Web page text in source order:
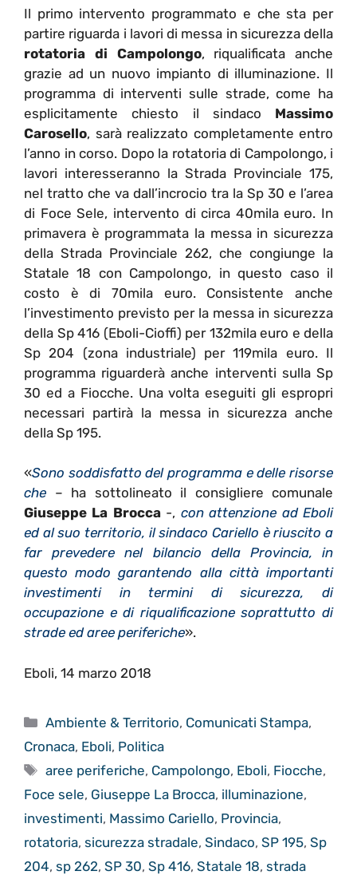
Il primo intervento programmato e che sta per
partire riguarda i lavori di messa in sicurezza della
rotatoria di Campolongo, riqualificata anche
grazie ad un nuovo impianto di illuminazione. Il
programma di interventi sulle strade, come ha
esplicitamente chiesto il sindaco Massimo
Carosello, sarà realizzato completamente entro
l’anno in corso. Dopo la rotatoria di Campolongo, i
lavori interesseranno la Strada Provinciale 175,
nel tratto che va dall’incrocio tra la Sp 30 e l’area
di Foce Sele, intervento di circa 40mila euro. In
primavera è programmata la messa in sicurezza
della Strada Provinciale 262, che congiunge la
Statale 18 con Campolongo, in questo caso il
costo è di 70mila euro. Consistente anche
l’investimento previsto per la messa in sicurezza
della Sp 416 (Eboli-Cioffi) per 132mila euro e della
Sp 204 (zona industriale) per 119mila euro. Il
programma riguarderà anche interventi sulla Sp
30 ed a Fiocche. Una volta eseguiti gli espropri
necessari partirà la messa in sicurezza anche
della Sp 195.
«Sono soddisfatto del programma e delle risorse
che – ha sottolineato il consigliere comunale
Giuseppe La Brocca-, con attenzione ad Eboli
ed al suo territorio, il sindaco Cariello è riuscito a
far prevedere nel bilancio della Provincia, in
questo modo garantendo alla città importanti
investimenti in termini di sicurezza, di
occupazione e di riqualificazione soprattutto di
strade ed aree periferiche».
Eboli, 14 marzo 2018
Categorie
Ambiente & Territorio, Comunicati Stampa,
Cronaca, Eboli, Politica
Tag
aree periferiche, Campolongo, Eboli, Fiocche,
Foce sele, Giuseppe La Brocca, illuminazione,
investimenti, Massimo Cariello, Provincia,
rotatoria, sicurezza stradale, Sindaco, SP 195, Sp
204, sp 262, SP 30, Sp 416, Statale 18, strada